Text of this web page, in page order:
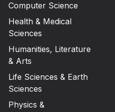
Computer Science
Health & Medical
Sciences
Humanities, Literature
& Arts
Life Sciences & Earth
Sciences
Physics &